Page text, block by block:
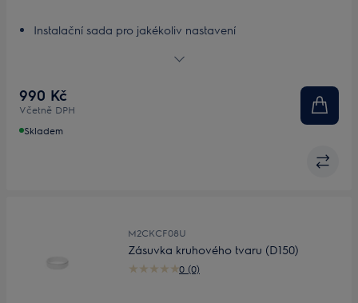
Instalační sada pro jakékoliv nastavení
990 Kč
Včetně DPH
Skladem
M2CKCF08U
0 (0)
Zásuvka kruhového tvaru (D150)